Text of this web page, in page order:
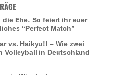
Ehe: So feiert ihr euer
“Perfect Match”
vs. Haikyu!! – Wie zwei
Volleyball in Deutschland